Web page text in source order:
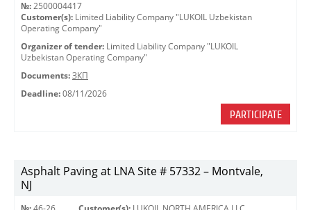
№: 2500004417
Customer(s): Limited Liability Company "LUKOIL Uzbekistan
Operating Company"
Organizer of tender: Limited Liability Company "LUKOIL
Uzbekistan Operating Company"
Documents: ЗКП
Deadline: 08/11/2026
PARTICIPATE
Asphalt Paving at LNA Site # 57332 – Montvale,
NJ